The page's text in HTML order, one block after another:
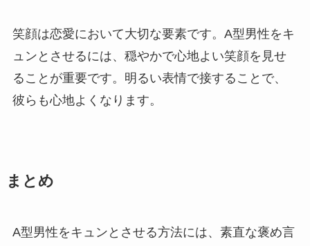
笑顔は恋愛において大切な要素です。A型男性をキ
ュンとさせるには、穏やかで心地よい笑顔を見せ
ることが重要です。明るい表情で接することで、
彼らも心地よくなります。
まとめ
A型男性をキュンとさせる方法には、素直な褒め言